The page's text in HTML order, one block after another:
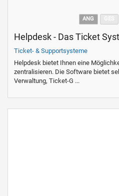
ANG
Helpdesk - Das Ticket
Ticket- & Supportsysteme
Helpdesk bietet Ihnen eine
zentralisieren. Die Software bietet
Verwaltung, Ticket-G ...